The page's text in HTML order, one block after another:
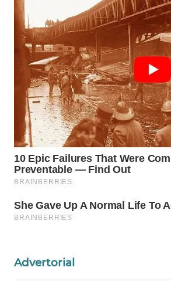
Advertorial
WAHANA
SPORT
WAHANA
UMKM
WAHANA
SELEB
WAHANA
PERSONA
WAHANA